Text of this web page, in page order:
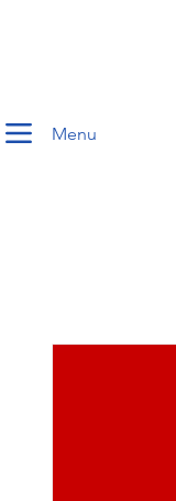
Menu